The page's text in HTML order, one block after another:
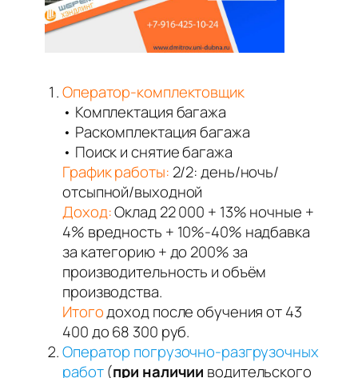
Оператор-комплектовщик
• Комплектация багажа
• Раскомплектация багажа
• Поиск и снятие багажа
График работы: 2/2: день/ночь/
отсыпной/выходной
Доход:Оклад 22 000 + 13% ночные +
4% вредность + 10%-40% надбавка
за категорию + до 200% за
производительность и объём
производства.
Итогодоход после обучения от 43
400 до 68 300 руб.
Оператор погрузочно-разгрузочных
работ(при наличии водительского